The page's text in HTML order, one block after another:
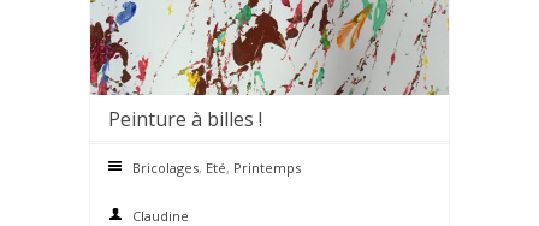
Peinture à billes !
Bricolages, Eté, Printemps
Claudine